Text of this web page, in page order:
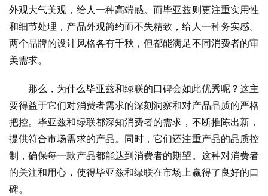
外观大气美观，给人一种高端感。而毕亚兹则更注重实用性
和细节处理，产品外观简约而不失精致，给人一种务实感。
两个品牌的设计风格各有千秋，但都能满足不同消费者的审
美需求。
那么，为什么毕亚兹和绿联的口碑会如此优秀呢？这主
要得益于它们对消费者需求的深刻洞察和对产品品质的严格
把控。毕亚兹和绿联都深知消费者的需求，不断推陈出新，
提供符合市场需求的产品。同时，它们还注重产品的品质控
制，确保每一款产品都能达到消费者的期望。这种对消费者
的关注和用心，使得毕亚兹和绿联在市场上赢得了良好的口
碑。